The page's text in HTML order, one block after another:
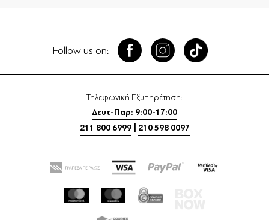
Follow us on:
Τηλεφωνική Εξυπηρέτηση:
Δευτ-Παρ: 9:00-17:00
211 800 6999
210 598 0097